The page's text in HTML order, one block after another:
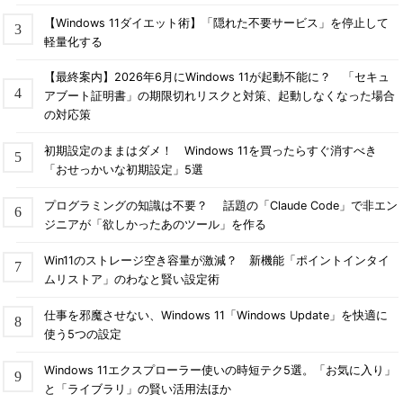
【Windows 11ダイエット術】「隠れた不要サービス」を停止して
軽量化する
【最終案内】2026年6月にWindows 11が起動不能に？ 「セキュ
アブート証明書」の期限切れリスクと対策、起動しなくなった場合
の対応策
初期設定のままはダメ！ Windows 11を買ったらすぐ消すべき
「おせっかいな初期設定」5選
プログラミングの知識は不要？ 話題の「Claude Code」で非エン
ジニアが「欲しかったあのツール」を作る
Win11のストレージ空き容量が激減？ 新機能「ポイントインタイ
ムリストア」のわなと賢い設定術
仕事を邪魔させない、Windows 11「Windows Update」を快適に
使う5つの設定
Windows 11エクスプローラー使いの時短テク5選。「お気に入り」
と「ライブラリ」の賢い活用法ほか